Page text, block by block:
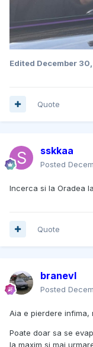
Edited December
Quote
sskkaa
Posted
Incerca si la Oradea
Quote
branevl
Posted
Aia e pierdere infima,
Poate doar sa se
la maxim si mai